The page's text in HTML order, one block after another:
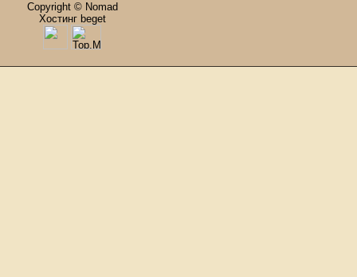
Copyright © Nomad
Хостинг beget